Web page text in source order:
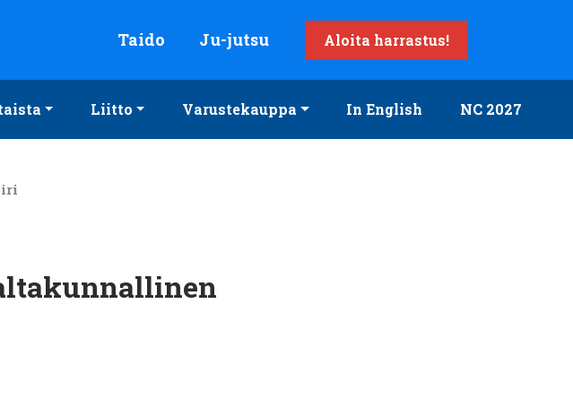
Taido Ju-jutsu Aloita harrastus!
Liitto Varustekauppa In English NC 2027